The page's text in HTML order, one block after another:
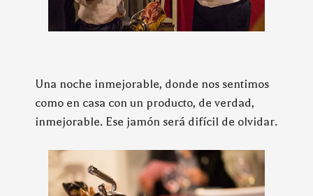
Una noche inmejorable, donde nos sentimos
como en casa con un producto, de verdad,
inmejorable. Ese jamón será difícil de olvidar.